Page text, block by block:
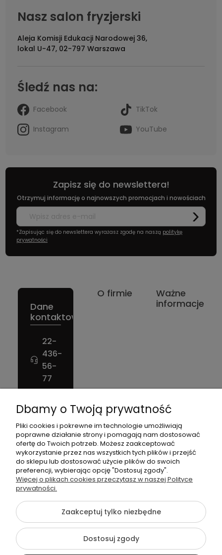
Nasz salon fryzjerski
Aleja Komisji Edukacji Narodowej 36,
lokal U-47, 02-797 Warszawa
Śledź nas na:
Facebook
TikTok
Instagram
YouTube
Zapisz się do newslettera!
Otrzymuj informację o najnowszych promocjach i nowościach
*Zapisując się do newslettera wyrażasz zgodę na naszą politykę
prywatności
Dane
kontaktowe:
22-
436-
56-
77
do
nas!
NIP: 826
186 42
29
O firmie
Ważne
informacje
©2026 Wszelkie Prawa
Zastrzeżone | agneess sklep
internetowy
Szablon Flex byEcommercy
Pokaż pełną wersję strony
Dbamy o Twoją prywatność
Pliki cookies i pokrewne im technologie umożliwiają
poprawne działanie strony i pomagają nam dostosować
ofertę do Twoich potrzeb. Możesz zaakceptować
wykorzystanie przez nas wszystkich tych plików i przejść
do sklepu lub dostosować użycie plików do swoich
preferencji, wybierając opcję "Dostosuj zgody".
Więcej o plikach cookies przeczytasz w naszej Polityce
prywatności.
Zaakceptuj tylko niezbędne
Dostosuj zgody